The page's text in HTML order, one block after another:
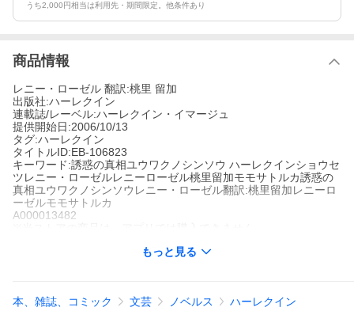
うち2,000円相当は利用先・期間限定。他条件あり
商品情報
レニー・ローゼル 翻訳:桃里 留加
出版社:ハーレクイン
連載誌/レーベル:ハーレクイン・イマージュ
提供開始日:2006/10/13
タグ:ハーレクイン
タイトルID:EB-106823
キーワード:誘惑の真相ユウワクノシンソウ ハーレクインショウセ
ツレニー・ローゼルレニーローゼル桃里留加モモサトルカ誘惑の
真相ユウワクノシンソウレニー・ローゼル翻訳:桃里留加レニーロ
ーゼルモモサトルカ
A000013482
人が、置き手紙を残して出ていってしまったのだ。途方にくれて
もっと見る
本、雑誌、コミック 文芸 ノベルス ハーレクイン